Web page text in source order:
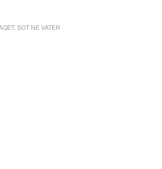
, SOT NE VATER